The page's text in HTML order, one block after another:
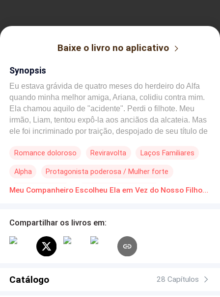
Baixe o livro no aplicativo
Synopsis
Eu estava grávida de quatro meses do herdeiro do Alfa
quando minha melhor amiga, Ariana, colidiu contra mim.
Ela chamou aquilo de "acidente". Perdi o filhote. Meu
irmão, Liam, tentou expô-la aos anciãos da alcateia. Mas
ele foi incriminado por traição, despojado de seu título de
companheiro, o Alfa Byron, implorando por ajuda. Ele me
encontrei Liam nas masmorras, acorrentado em prata,
mal vivo. De coração partido, fui até Byron novamente,
Alfa, se a Luna descobrir que você deixou incriminarem
de exaustão e dor reprimida. — Eu sei como ela é. Essa
foi a única maneira de fazê-la perdoar Ariana na
Não vou deixar isso destruí-la. Ele fez uma pausa, sua
Romance doloroso Reviravolta Laços Familiares
Alpha Protagonista poderosa / Mulher forte
Parcial / Egoísta Reconquistar a Esposa Meu Companheiro Escolheu Ela em Vez do Nosso Filhote Download gratuito de Novelas Online em PDF
Compartilhar os livros em:
Catálogo 28 Capítulos